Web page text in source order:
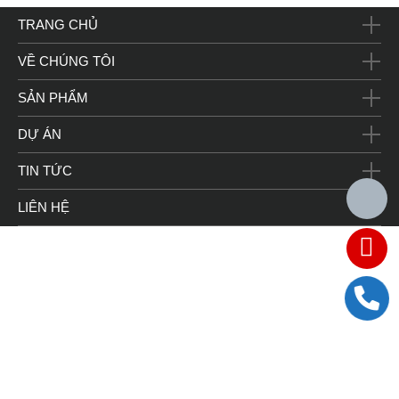
TRANG CHỦ
VỀ CHÚNG TÔI
SẢN PHẨM
DỰ ÁN
TIN TỨC
LIÊN HỆ